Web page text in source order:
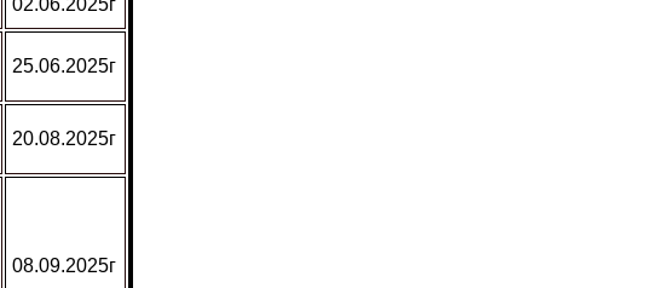
02.06.2025г
25.06.2025г
20.08.2025г
08.09.2025г